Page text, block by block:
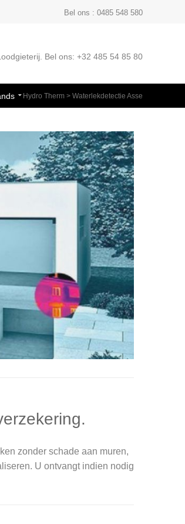
Bel ons : 0485 548 580
Bel ons: +32 485 54 85 80
Hydro Therm > Waterlekdetectie Asse
zonder schade aan muren,
U ontvangt indien nodig